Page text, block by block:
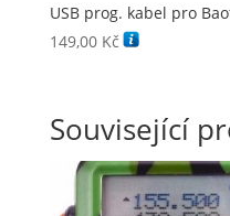
USB prog. kabel pro
149,00 Kč
Související